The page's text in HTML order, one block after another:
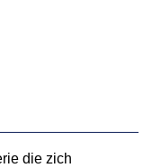
die zich